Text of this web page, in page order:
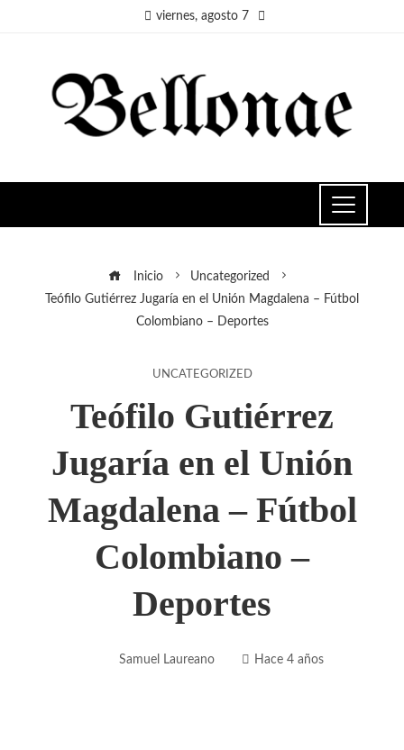
viernes, agosto 7
Inicio
Uncategorized
Teófilo Gutiérrez Jugaría en el Unión Magdalena – Fútbol
Colombiano – Deportes
UNCATEGORIZED
Teófilo Gutiérrez
Jugaría en el Unión
Magdalena – Fútbol
Colombiano –
Deportes
Samuel Laureano Hace 4 años